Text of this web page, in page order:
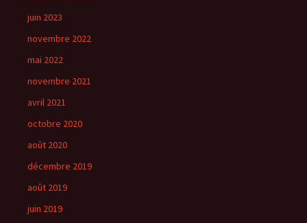
juin 2023
novembre 2022
mai 2022
novembre 2021
avril 2021
octobre 2020
août 2020
décembre 2019
août 2019
juin 2019